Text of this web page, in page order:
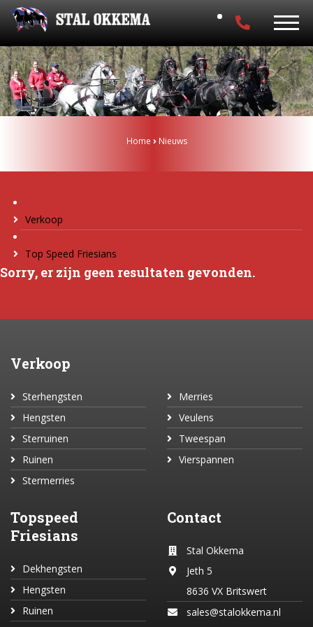
Home Nieuws
Verkoop
Top Speed Friesians
Sorry, er zijn geen resultaten gevonden.
Verkoop
Sterhengsten
Hengsten
Sterruinen
Ruinen
Stermerries
Merries
Veulens
Tweespan
Vierspannen
Topspeed
Friesians
Dekhengsten
Hengsten
Ruinen
Contact
Stal Okkema
Jeth 5
8636 VX Britswert
sales@stalokkema.nl